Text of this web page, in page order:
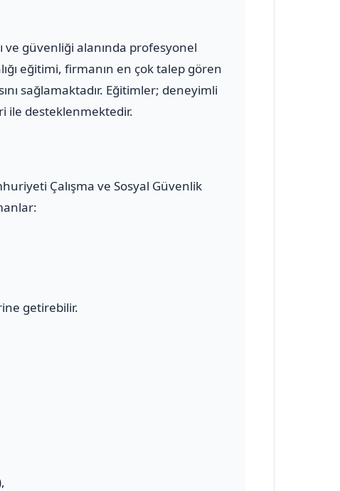
ve güvenliği alanında profesyonel
eğitimi, firmanın en çok talep gören
sağlamaktadır. Eğitimler; deneyimli
ile desteklenmektedir.
Çalışma ve Sosyal Güvenlik
getirebilir.